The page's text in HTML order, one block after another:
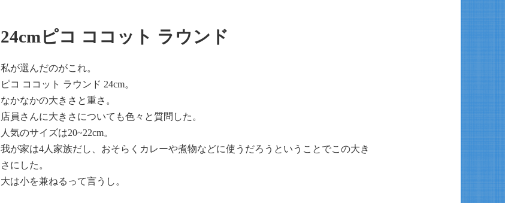
24cmピコ ココット ラウンド
私が選んだのがこれ。
ピコ ココット ラウンド 24cm。
なかなかの大きさと重さ。
店員さんに大きさについても色々と質問した。
人気のサイズは20~22cm。
我が家は4人家族だし、おそらくカレーや煮物などに使うだろうということでこの大き
さにした。
大は小を兼ねるって言うし。